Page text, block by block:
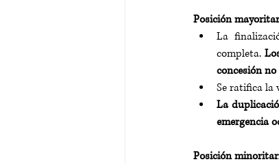
Posición
La
completa.
concesión
Se ratifica la
La
emergencia
Posición